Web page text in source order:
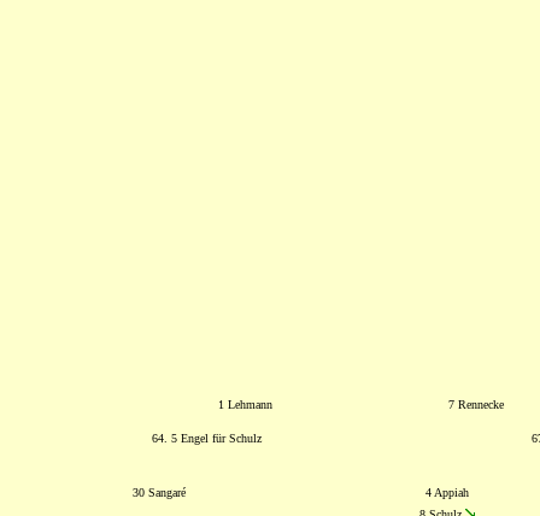
1 Lehmann 7 Rennecke
64. 5 Engel für Schulz
30 Sangaré
4 Appiah